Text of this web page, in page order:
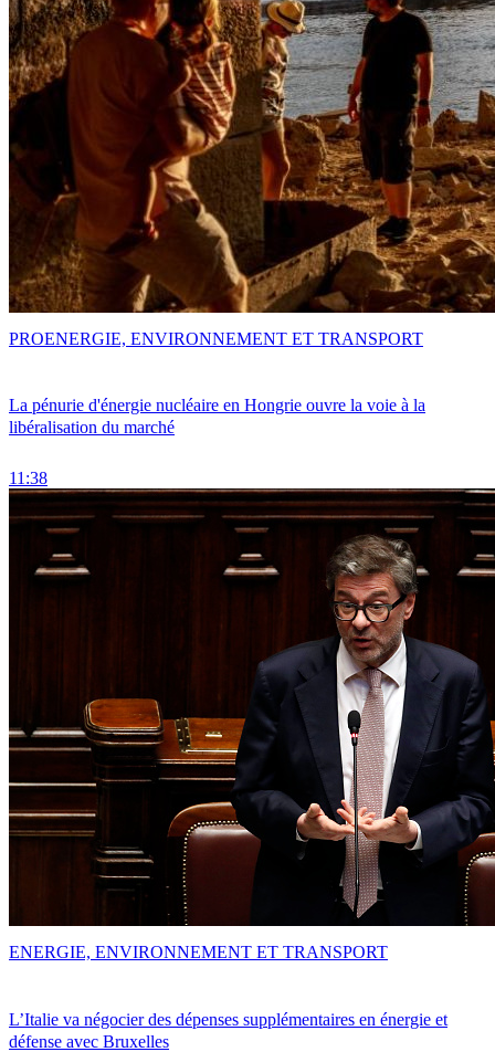
La pénurie d'énergie nucléaire en Hongrie ouvre la voie à la
libéralisation du marché
11:38
PROENERGIE, ENVIRONNEMENT ET TRANSPORT
L’Italie va négocier des dépenses supplémentaires en énergie et
défense avec Bruxelles
ENERGIE, ENVIRONNEMENT ET TRANSPORT